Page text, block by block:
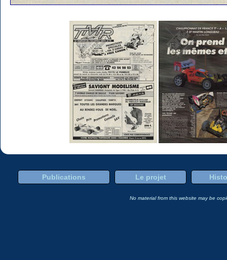
Publications Le projet
No material from this website may be